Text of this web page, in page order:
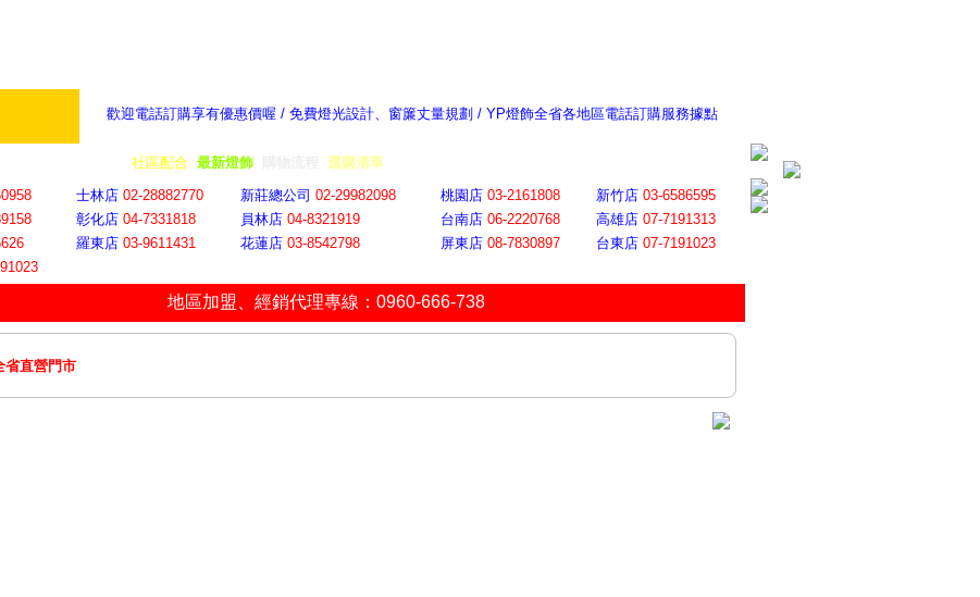
歡迎電話訂購享有優惠價喔 / 免費燈光設計、窗簾丈量規劃 / YP燈飾全省各地區電話訂購服務據點
社區配合 最新燈飾 選購清單
士林店 02-28882770 新莊總公司 02-29982098 桃園店 03-2161808 新竹店 03-6586595
彰化店 04-7331818 員林店 04-8321919 台南店 06-2220768 高雄店 07-7191313
羅東店 03-9611431 花蓮店 03-8542798 屏東店 08-7830897 台東店 07-7191023
地區加盟 經銷代理專線：0960-666-738
省直營門市